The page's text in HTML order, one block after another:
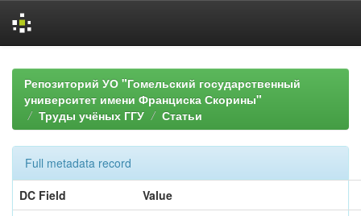
navigationРепозиторий УО "Гомельский государственный
университет имени Франциска Скорины"
Труды учёных ГГУ
Статьи
Full metadata record
DC Field
Value